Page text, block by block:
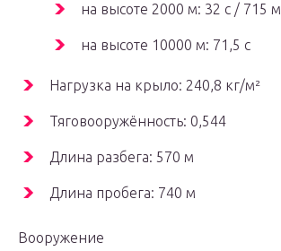
на высоте 2000 м: 32 с / 715 м
на высоте 10000 м: 71,5 с
Нагрузка на крыло: 240,8 кг/м²
Тяговооружённость: 0,544
Длина разбега: 570 м
Длина пробега: 740 м
Вооружение